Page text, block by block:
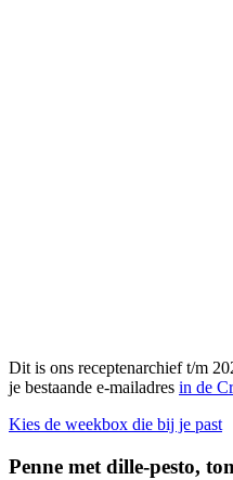
Dit is ons receptenarchief t/m
je bestaande e-mailadres in de
Kies de weekbox die bij je past
Penne met dille-pesto,